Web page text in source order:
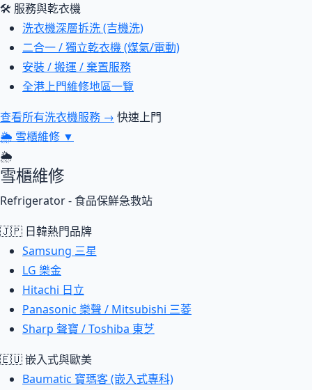
🛠 服務與乾衣機
洗衣機深層拆洗 (吉機洗)
二合一 / 獨立乾衣機 (煤氣/電動)
安裝 / 搬運 / 棄置服務
全港上門維修地區一覽
查看所有洗衣機服務 → 快速上門
🌦 雪櫃維修 ▼
🌦
雪櫃維修
Refrigerator - 食品保鮮急救站
🇯🇵 日韓熱門品牌
Samsung 三星
LG 樂金
Hitachi 日立
Panasonic 樂聲 / Mitsubishi 三菱
Sharp 聲寶 / Toshiba 東芝
🇪🇺 嵌入式與歐美
Baumatic 寶瑪客 (嵌入式專科)